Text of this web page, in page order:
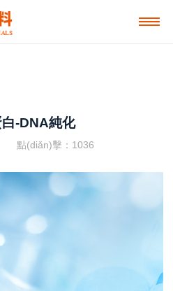
-DNA純化
點(diǎn)擊：1036